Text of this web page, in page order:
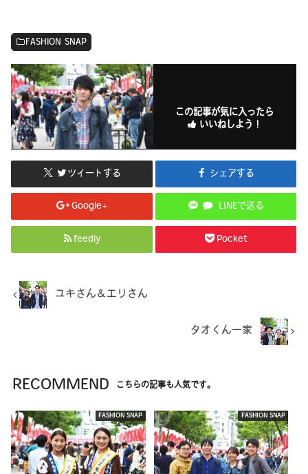
FASHION SNAP
この記事が気に入ったら
いいねしよう！
ツイートする シェアする
Google+ LINEで送る
feedly Pocket
ユキさん＆エリさん
タオくん一家
RECOMMEND こちらの記事も人気です。
FASHION SNAP FASHION SNAP